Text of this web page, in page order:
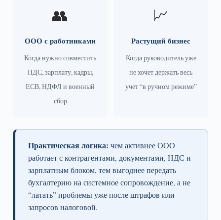
👥
ООО с работниками
Когда нужно совместить
НДС, зарплату, кадры,
ЕСВ, НДФЛ и военный
сбор
📈
Растущий бизнес
Когда руководитель уже
не хочет держать весь
учет “в ручном режиме”
Практическая логика: чем активнее ООО
работает с контрагентами, документами, НДС и
зарплатным блоком, тем выгоднее передать
бухгалтерию на системное сопровождение, а не
“латать” проблемы уже после штрафов или
запросов налоговой.